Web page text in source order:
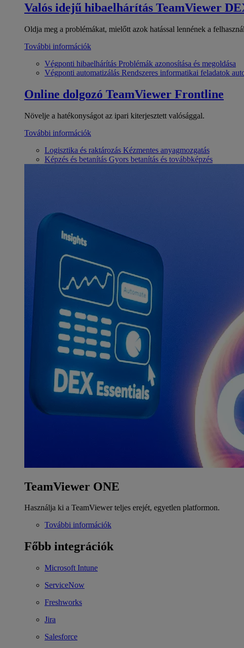
Valós idejű hibaelhárítás TeamViewer
Oldja meg a problémákat, mielőtt azok hatással lennének a
További információk
Végponti hibaelhárítás Problémák azonosítása és megoldása
Végponti automatizálás Rendszeres informatikai feladatok
Online dolgozó TeamViewer Frontline
Növelje a hatékonyságot az ipari kiterjesztett valósággal.
További információk
Logisztika és raktározás Kézmentes anyagmozgatás
Képzés és betanítás Gyors betanítás és továbbképzés
TeamViewer ONE
Használja ki a TeamViewer teljes erejét, egyetlen platformon.
További információk
Főbb integrációk
Microsoft Intune
ServiceNow
Freshworks
Jira
Salesforce